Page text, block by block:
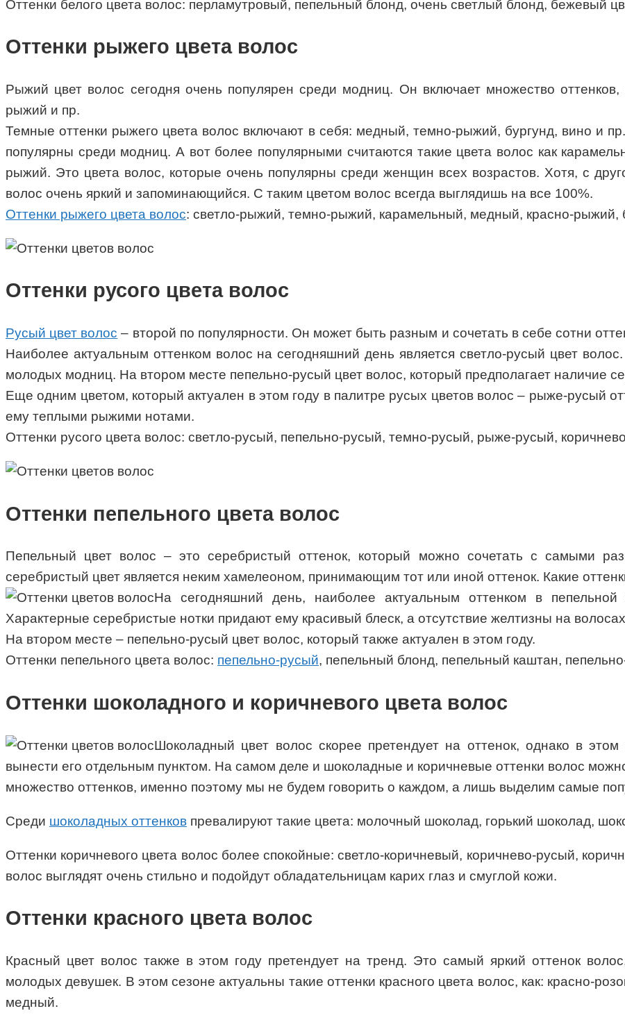
Оттенки белого цвета волос: перламутровый, пепельный блонд, очень светлый блонд, бежевый
Оттенки рыжего цвета волос
Рыжий цвет волос сегодня очень популярен среди модниц. Он включает множество
рыжий и пр.
Темные оттенки рыжего цвета волос включают в себя: медный, темно-рыжий, бургунд, вино и
популярны среди модниц. А вот более популярными считаются такие цвета волос как
рыжий. Это цвета волос, которые очень популярны среди женщин всех возрастов. Хотя, с
волос очень яркий и запоминающийся. С таким цветом волос всегда выглядишь на все 100%.
Оттенки рыжего цвета волос: светло-рыжий, темно-рыжий, карамельный, медный, красно-рыжий,
Оттенки русого цвета волос
Русый цвет волос – второй по популярности. Он может быть разным и сочетать в себе сотни
Наиболее актуальным оттенком волос на сегодняшний день является светло-русый цвет
молодых модниц. На втором месте пепельно-русый цвет волос, который предполагает наличие
Еще одним цветом, который актуален в этом году в палитре русых цветов волос – рыже-русый
ему теплыми рыжими нотами.
Оттенки русого цвета волос: светло-русый, пепельно-русый, темно-русый, рыже-русый,
Оттенки пепельного цвета волос
Пепельный цвет волос – это серебристый оттенок, который можно сочетать с самыми
серебристый цвет является неким хамелеоном, принимающим тот или иной оттенок. Какие
На сегодняшний день, наиболее актуальным оттенком в пепельной
Характерные серебристые нотки придают ему красивый блеск, а отсутствие желтизны на
На втором месте – пепельно-русый цвет волос, который также актуален в этом году.
Оттенки пепельного цвета волос: пепельно-русый, пепельный блонд, пепельный каштан,
Оттенки шоколадного и коричневого цвета волос
Шоколадный цвет волос скорее претендует на оттенок, однако в
вынести его отдельным пунктом. На самом деле и шоколадные и коричневые оттенки волос
множество оттенков, именно поэтому мы не будем говорить о каждом, а лишь выделим самые
Среди шоколадных оттенков превалируют такие цвета: молочный шоколад, горький шоколад,
Оттенки коричневого цвета волос более спокойные: светло-коричневый, коричнево-русый,
волос выглядят очень стильно и подойдут обладательницам карих глаз и смуглой кожи.
Оттенки красного цвета волос
Красный цвет волос также в этом году претендует на тренд. Это самый яркий оттенок
молодых девушек. В этом сезоне актуальны такие оттенки красного цвета волос, как: красно-
медный.